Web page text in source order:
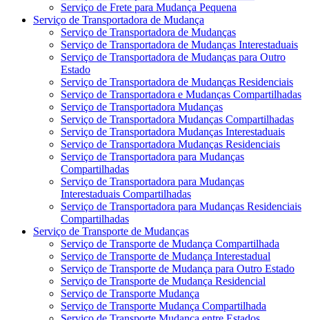
Serviço de Frete para Mudança Pequena
Serviço de Transportadora de Mudança
Serviço de Transportadora de Mudanças
Serviço de Transportadora de Mudanças Interestaduais
Serviço de Transportadora de Mudanças para Outro
Estado
Serviço de Transportadora de Mudanças Residenciais
Serviço de Transportadora e Mudanças Compartilhadas
Serviço de Transportadora Mudanças
Serviço de Transportadora Mudanças Compartilhadas
Serviço de Transportadora Mudanças Interestaduais
Serviço de Transportadora Mudanças Residenciais
Serviço de Transportadora para Mudanças
Compartilhadas
Serviço de Transportadora para Mudanças
Interestaduais Compartilhadas
Serviço de Transportadora para Mudanças Residenciais
Compartilhadas
Serviço de Transporte de Mudanças
Serviço de Transporte de Mudança Compartilhada
Serviço de Transporte de Mudança Interestadual
Serviço de Transporte de Mudança para Outro Estado
Serviço de Transporte de Mudança Residencial
Serviço de Transporte Mudança
Serviço de Transporte Mudança Compartilhada